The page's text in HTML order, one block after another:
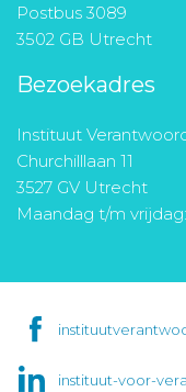
Postbus 3089
3502 GB Utrecht
Bezoekadres
Instituut
Churchilllaan 11
3527 GV Utrecht
Maandag t/m
instituut-voor-